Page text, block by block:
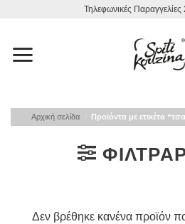
Τηλεφωνικές
Αρχική σελίδα Προϊόντα με ετικέτα
Δεν βρέθηκε κανένα προϊόν